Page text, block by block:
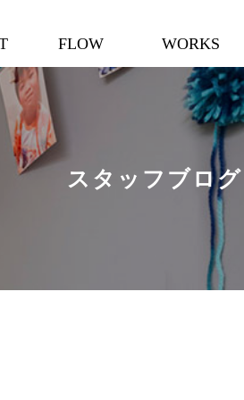
FLOW WORKS
スタッフブログ